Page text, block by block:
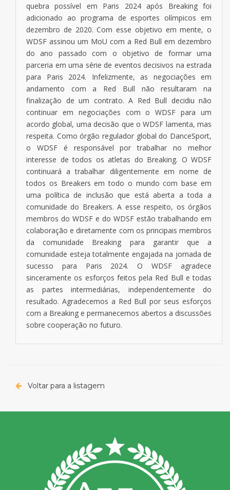
quebra possível em Paris 2024 após Breaking foi
adicionado ao programa de esportes olímpicos em
dezembro de 2020. Com esse objetivo em mente, o
WDSF assinou um MoU com a Red Bull em dezembro
do ano passado com o objetivo de formar uma
parceria em uma série de eventos decisivos na estrada
para Paris 2024. Infelizmente, as negociações em
andamento com a Red Bull não resultaram na
finalização de um contrato. A Red Bull decidiu não
continuar em negociações com o WDSF para um
acordo global, uma decisão que o WDSF lamenta, mas
respeita. Como órgão regulador global do DanceSport,
o WDSF é responsável por trabalhar no melhor
interesse de todos os atletas do Breaking. O WDSF
continuará a trabalhar diligentemente em nome de
todos os Breakers em todo o mundo com base em
uma política de inclusão que está aberta a toda a
comunidade do Breakers. A esse respeito, os órgãos
membros do WDSF e do WDSF estão trabalhando em
colaboração e diretamente com os principais membros
da comunidade Breaking para garantir que a
comunidade esteja totalmente engajada na jornada de
sucesso para Paris 2024. O WDSF agradece
sinceramente os esforços feitos pela Red Bull e todas
as partes intermediárias, independentemente do
resultado. Agradecemos a Red Bull por seus esforços
com a Breaking e permanecemos abertos a discussões
sobre cooperação no futuro.
Voltar para a listagem